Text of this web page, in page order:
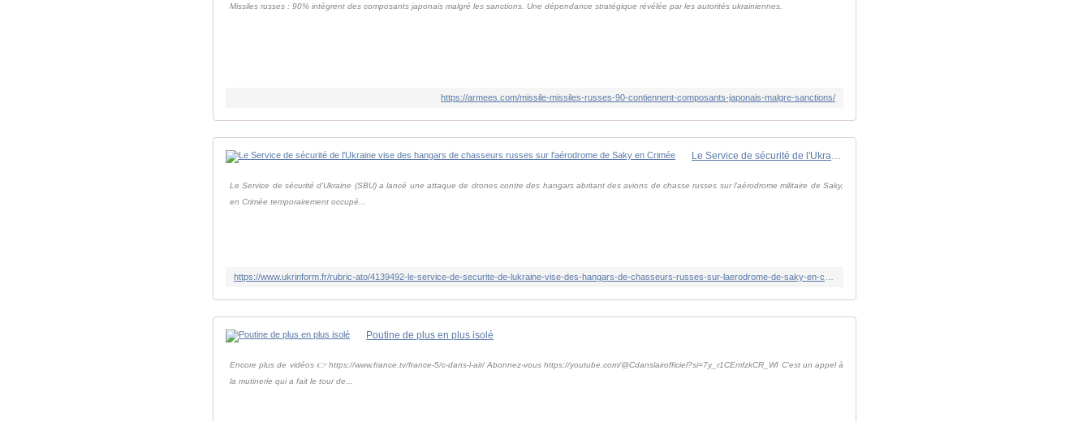
Missiles russes : 90% intègrent des composants japonais malgré les sanctions. Une dépendance stratégique révélée par les autorités ukrainiennes.
https://armees.com/missile-missiles-russes-90-contiennent-composants-japonais-malgre-sanctions/
Le Service de sécurité de l'Ukraine vise des hangars de chasseurs russes sur l'aérodrome de Saky en Crimée
Le Service de sécurité d'Ukraine (SBU) a lancé une attaque de drones contre des hangars abritant des avions de chasse russes sur l'aérodrome militaire de Saky,
en Crimée temporairement occupé...
Poutine de plus en plus isolé
Encore plus de vidéos 👉 https://www.france.tv/france-5/c-dans-l-air/ Abonnez-vous https://youtube.com/@Cdanslairofficiel?si=7y_r1CEmfzkCR_WI C'est un appel à
la mutinerie qui a fait le tour de...